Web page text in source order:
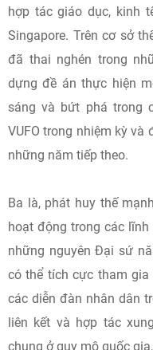
hợp tác giáo dục, kinh
Singapore. Trên cơ sở
đã thai nghén trong
dựng đề án thực hiện
sáng và bứt phá trong
VUFO trong nhiệm kỳ
những năm tiếp theo.
Ba là, phát huy thế
hoạt động trong các
những nguyên Đại sứ
có thể tích cực tham gia
các diễn đàn nhân dân
liên kết và hợp tác
chung ở quy mô quốc